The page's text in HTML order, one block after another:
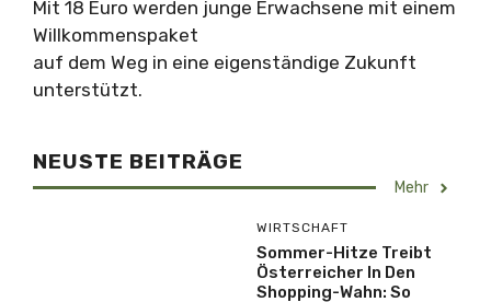
Mit 18 Euro werden junge Erwachsene mit einem
Willkommenspaket
auf dem Weg in eine eigenständige Zukunft
unterstützt.
NEUSTE BEITRÄGE
Mehr
WIRTSCHAFT
Sommer-Hitze Treibt
Österreicher In Den
Shopping-Wahn: So